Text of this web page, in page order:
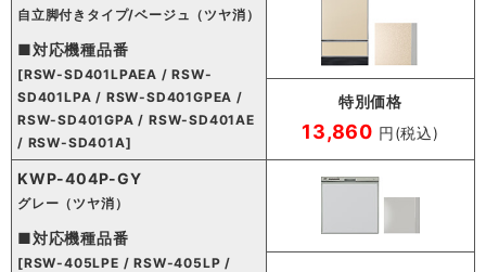
自立脚付きタイプ/ベージュ（ツヤ消）
■対応機種品番
[RSW-SD401LPAEA / RSW-
SD401LPA / RSW-SD401GPEA /
RSW-SD401GPA / RSW-SD401AE
/ RSW-SD401A]
特別価格
13,860 円(税込)
KWP-404P-GY
グレー（ツヤ消）
■対応機種品番
[RSW-405LPE / RSW-405LP /